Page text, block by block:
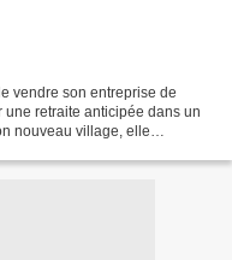
vendre son entreprise de
retraite anticipée dans un
nouveau village, elle